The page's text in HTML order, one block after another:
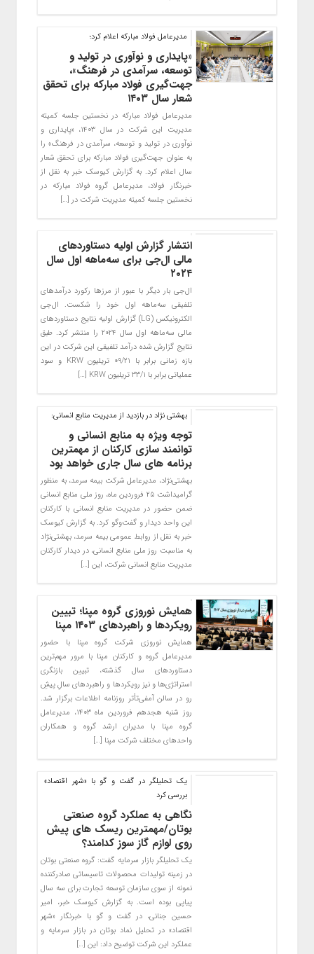
مدیرعامل فولاد مبارکه اعلام کرد؛
«پایداری و نوآوری در تولید و
توسعه، سرآمدی در فرهنگ»،
جهت‌گیری فولاد مبارکه برای تحقق
شعار سال ۱۴۰۳
مدیرعامل فولاد مبارکه در نخستین جلسه کمیته
مدیریت این شرکت در سال ۱۴۰۳، «پایداری و
نوآوری در تولید و توسعه، سرآمدی در فرهنگ» را
به عنوان جهت‌گیری فولاد مبارکه برای تحقق شعار
سال اعلام کرد. به گزارش کیوسک خبر به نقل از
خبرنگار فولاد، مدیرعامل گروه فولاد مبارکه در
نخستین جلسه کمیته مدیریت شرکت در […]
انتشار گزارش اولیه دستاوردهای
مالی ال‌جی برای سه‌ماهه اول سال
۲۰۲۴
ال‌جی بار دیگر با عبور از مرزها رکورد درآمدهای
تلفیقی سه‌ماهه اول خود را شکست. ال‌جی
الکترونیکس (LG) گزارش اولیه نتایج دستاوردهای
مالی سه‌ماهه اول سال ۲۰۲۴ را منتشر کرد. طبق
نتایج گزارش شده درآمد تلفیقی این شرکت در این
بازه زمانی برابر با ۰۹/۲۱ تریلیون KRW و سود
عملیاتی برابر با ۳۳/۱ تریلیون KRW […]
بهشتی نژاد در بازدید از مدیریت منابع انسانی:
توجه ویژه به منابع انسانی و
توانمند سازی کارکنان از مهمترین
برنامه های سال جاری خواهد بود
بهشتی‌نژاد، مدیرعامل شرکت بیمه سرمد، به ‌منظور
گرامیداشت ۲۵ فروردین ماه، روز ملی منابع انسانی
ضمن حضور در مدیریت منابع انسانی با کارکنان
این واحد دیدار و گفت‌وگو کرد. به گزارش کیوسک
خبر به نقل از روابط عمومی بیمه سرمد، بهشتی‌نژاد
به مناسبت روز ملی منابع انسانی، در دیدار کارکنان
مدیریت منابع انسانی شرکت، این […]
همایش نوروزی گروه مپنا؛ تبیین
رویکردها و راهبردهای ۱۴۰۳ مپنا
همایش نوروزی شرکت گروه مپنا با حضور
مدیرعامل گروه و کارکنان مپنا با مرور مهم‌ترین
دستاوردهای سال گذشته، تبیین بازنگری
استراتژی‌ها و نیز رویکردها و راهبردهای سالِ پیشِ
رو در سالن آمفی‌تأتر روزنامه اطلاعات برگزار شد.
روز شنبه هجدهم فروردین ماه ۱۴۰۳، مدیرعامل
گروه مپنا با مدیران ارشد گروه و همکاران
واحدهای مختلف شرکت مپنا […]
یک تحلیلگر در گفت و گو با «شهر اقتصاد»
بررسی کرد
نگاهی به عملکرد گروه صنعتی
بوتان/مهمترین ریسک های پیش
روی لوازم گاز سوز کدامند؟
یک تحلیلگر بازار سرمایه گفت: گروه صنعتی بوتان
در زمینه تولیدات محصولات تاسیساتی صادرکننده
نمونه از سوی سازمان توسعه تجارت برای سه سال
پیاپی بوده است. به گزارش کیوسک خبر، امیر
حسین جنانی، در گفت و گو با خبرنگار «شهر
اقتصاد» در تحلیل نماد بوتان در بازار سرمایه و
عملکرد این شرکت توضیح داد: این […]